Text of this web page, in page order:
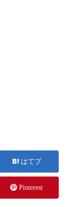
はてブ
Pinterest